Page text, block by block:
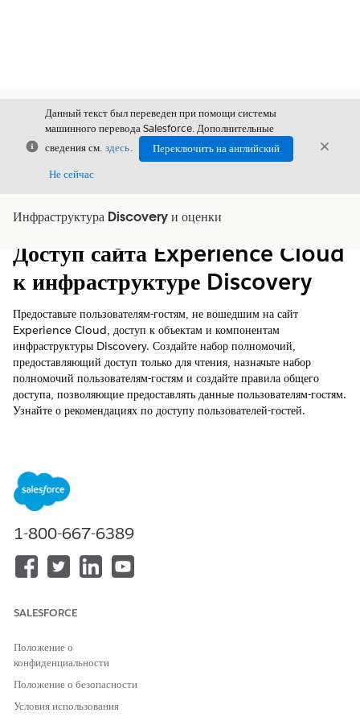
Закрыть
Данный текст был переведен при помощи системы
машинного перевода Salesforce. Дополнительные
сведения см. здесь.
Переключить на английский
Не сейчас
Инфраструктура Discovery и оценки
Показать содержание
Содержание
Доступ сайта Experience Cloud
к инфраструктуре Discovery
Предоставьте пользователям-гостям, не вошедшим на сайт
Experience Cloud, доступ к объектам и компонентам
инфраструктуры Discovery. Создайте набор полномочий,
предоставляющий доступ только для чтения, назначьте набор
полномочий пользователям-гостям и создайте правила общего
доступа, позволяющие предоставлять данные пользователям-гостям.
Узнайте о рекомендациях по доступу пользователей-гостей.
Просмотр поддерживаемых версий продуктов
Исследование и изучение
Просмотрите это видео, чтобы узнать, как развернуть компоненты
инфраструктуры Discovery на сайтах Experience Cloud для
пользователей-гостей для сценария Financial Services.
1-800-667-6389
SALESFORCE
Положение о
конфиденциальности
Положение о безопасности
Условия использования